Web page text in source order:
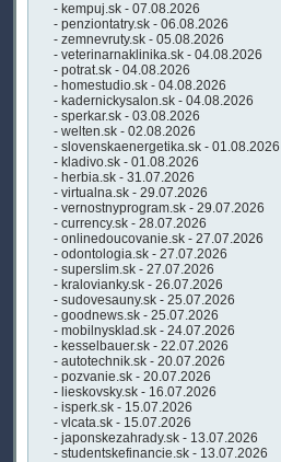
- kempuj.sk - 07.08.2026
- penziontatry.sk - 06.08.2026
- zemnevruty.sk - 05.08.2026
- veterinarnaklinika.sk - 04.08.2026
- potrat.sk - 04.08.2026
- homestudio.sk - 04.08.2026
- kadernickysalon.sk - 04.08.2026
- sperkar.sk - 03.08.2026
- welten.sk - 02.08.2026
- slovenskaenergetika.sk - 01.08.2026
- kladivo.sk - 01.08.2026
- herbia.sk - 31.07.2026
- virtualna.sk - 29.07.2026
- vernostnyprogram.sk - 29.07.2026
- currency.sk - 28.07.2026
- onlinedoucovanie.sk - 27.07.2026
- odontologia.sk - 27.07.2026
- superslim.sk - 27.07.2026
- kralovianky.sk - 26.07.2026
- sudovesauny.sk - 25.07.2026
- goodnews.sk - 25.07.2026
- mobilnysklad.sk - 24.07.2026
- kesselbauer.sk - 22.07.2026
- autotechnik.sk - 20.07.2026
- pozvanie.sk - 20.07.2026
- lieskovsky.sk - 16.07.2026
- isperk.sk - 15.07.2026
- vlcata.sk - 15.07.2026
- japonskezahrady.sk - 13.07.2026
- studentskefinancie.sk - 13.07.2026